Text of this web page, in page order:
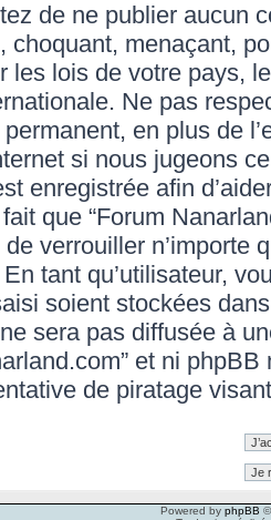
de ne publier aucun
choquant, menaçant,
les lois de votre pays,
Ne pas
en plus de
si nous jugeons
enregistrée afin
que “Forum
verrouiller n’importe
tant qu’utilisateur,
soient stockées
sera pas diffusée à
et ni
de piratage
Powered by phpBB